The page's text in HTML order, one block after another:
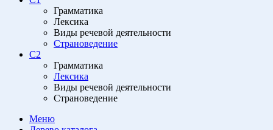
Грамматика
Лексика
Виды речевой деятельности
Страноведение
C2
Грамматика
Лексика
Виды речевой деятельности
Страноведение
Меню